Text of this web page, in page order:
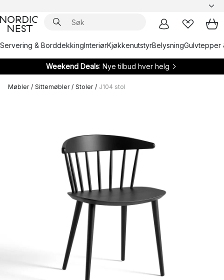
Servering & BorddekkingInteriørKjøkkenutstyrBelysningGulvtepper
Weekend Deals: Nye tilbud hver helg
Møbler / Sittemøbler / Stoler / J104 stol